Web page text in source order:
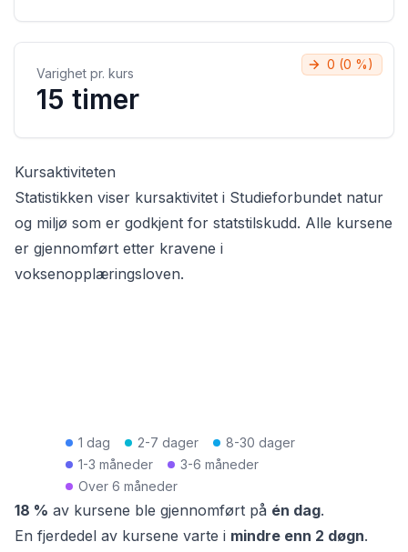
Kursaktiviteten
Statistikken viser kursaktivitet i Studieforbundet natur
og miljø som er godkjent for statstilskudd. Alle kursene
er gjennomført etter kravene i
voksenopplæringsloven.
1 dag 2-7 dager
8-30 dager
1-3 måneder
3-6 måneder
Over 6 måneder
18 % av kursene ble gjennomført på én dag.
En fjerdedel av kursene varte i mindre enn 2 døgn.
Varighet pr. kurs
0 (0 %)
15 timer